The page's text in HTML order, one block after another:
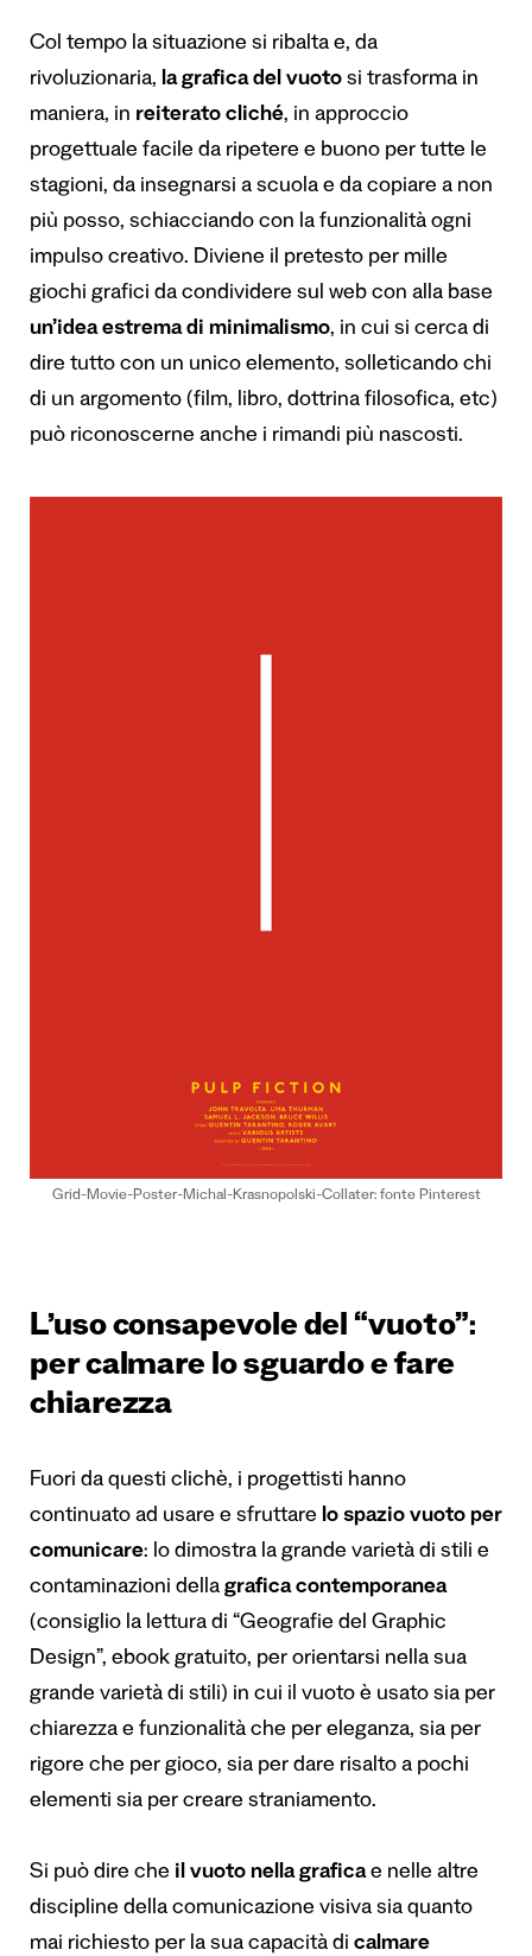
Col tempo la situazione si ribalta e, da
rivoluzionaria, la grafica del vuoto si trasforma in
maniera, in reiterato cliché, in approccio
progettuale facile da ripetere e buono per tutte le
stagioni, da insegnarsi a scuola e da copiare a non
più posso, schiacciando con la funzionalità ogni
impulso creativo. Diviene il pretesto per mille
giochi grafici da condividere sul web con alla base
un’idea estrema di minimalismo, in cui si cerca di
dire tutto con un unico elemento, solleticando chi
di un argomento (film, libro, dottrina filosofica, etc)
può riconoscerne anche i rimandi più nascosti.
Grid-Movie-Poster-Michal-Krasnopolski-Collater: fonte Pinterest
L’uso consapevole del “vuoto”:
per calmare lo sguardo e fare
chiarezza
Fuori da questi clichè, i progettisti hanno
continuato ad usare e sfruttare lo spazio vuoto per
comunicare: lo dimostra la grande varietà di stili e
contaminazioni della grafica contemporanea
(consiglio la lettura di “Geografie del Graphic
Design”, ebook gratuito, per orientarsi nella sua
grande varietà di stili) in cui il vuoto è usato sia per
chiarezza e funzionalità che per eleganza, sia per
rigore che per gioco, sia per dare risalto a pochi
elementi sia per creare straniamento.
Si può dire che il vuoto nella graficae nelle altre
discipline della comunicazione visiva sia quanto
mai richiesto per la sua capacità di calmare